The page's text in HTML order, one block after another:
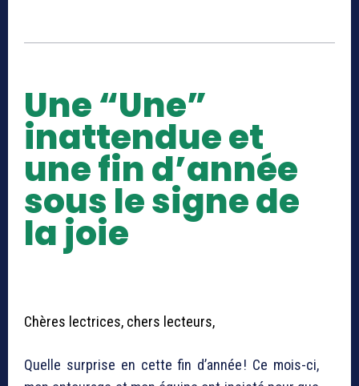
Une “Une”
inattendue et
une fin d’année
sous le signe de
la joie
Chères lectrices, chers lecteurs,
Quelle surprise en cette fin d’année ! Ce mois-ci,